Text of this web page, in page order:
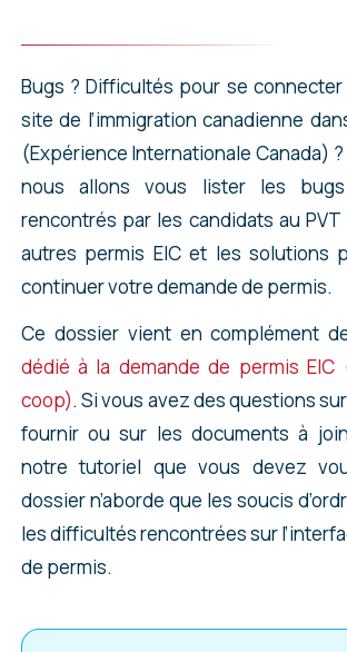
Bugs ? Difficultés pour se connecter
site de l’immigration canadienne
(Expérience Internationale Canada) ?
nous allons vous lister les bugs
rencontrés par les candidats au PVT
autres permis EIC et les solutions
continuer votre demande de permis.
Ce dossier vient en complément
dédié à la demande de permis EIC
coop). Si vous avez des questions
fournir ou sur les documents à
notre tutoriel que vous devez
dossier n’aborde que les soucis
les difficultés rencontrées sur
de permis.